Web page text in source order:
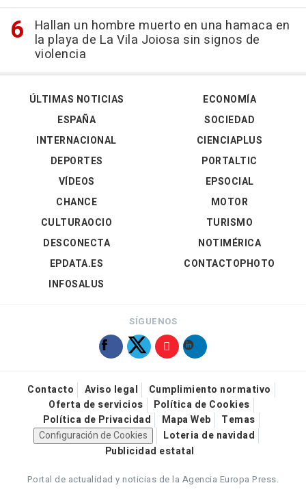
Hallan un hombre muerto en una hamaca en
la playa de La Vila Joiosa sin signos de
violencia
ÚLTIMAS NOTICIAS
ESPAÑA
INTERNACIONAL
DEPORTES
VÍDEOS
ECONOMÍA
SOCIEDAD
CIENCIAPLUS
PORTALTIC
EPSOCIAL
CHANCE
CULTURAOCIO
DESCONECTA
EPDATA.ES
INFOSALUS
MOTOR
TURISMO
NOTIMÉRICA
CONTACTOPHOTO
SÍGUENOS
Contacto Aviso legal
Cumplimiento normativo
Oferta de servicios
Política de Cookies
Política de Privacidad
Mapa Web
Temas
Configuración de Cookies
Loteria de navidad
Publicidad estatal
Portal de actualidad y noticias de la Agencia Europa Press.